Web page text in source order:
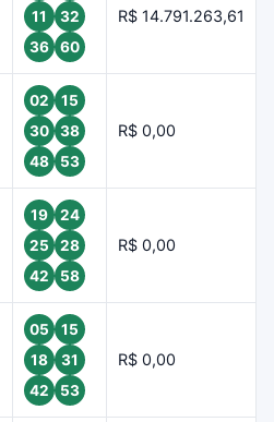
11
32
36
60
R$ 14.791.263,61
02
15
30
38
48
53
R$ 0,00
19
24
25
28
42
58
R$ 0,00
05
15
18
31
42
53
R$ 0,00